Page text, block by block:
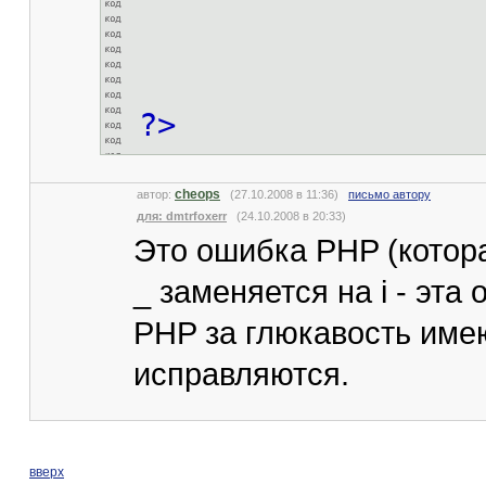
?>
автор: cheops (27.10.2008 в 11:36) письмо автору
для: dmtrfoxerr (24.10.2008 в 20:33)
Это ошибка PHP
_ заменяется на i -
PHP за глюкавость
исправляются.
вверх